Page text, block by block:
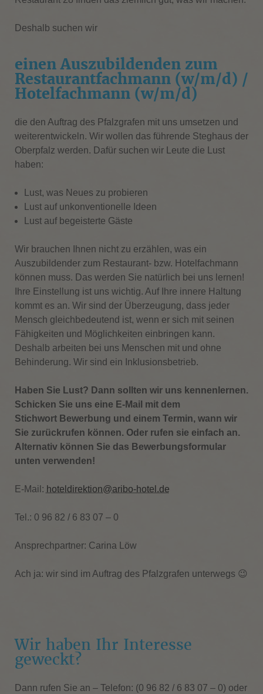
Deshalb suchen wir
einen Auszubildenden zum
Restaurantfachmann (w/m/d) /
Hotelfachmann (w/m/d)
die den Auftrag des Pfalzgrafen mit uns umsetzen und
weiterentwickeln. Wir wollen das führende Steghaus der
Oberpfalz werden. Dafür suchen wir Leute die Lust
haben:
Lust, was Neues zu probieren
Lust auf unkonventionelle Ideen
Lust auf begeisterte Gäste
Wir brauchen Ihnen nicht zu erzählen, was ein
Auszubildender zum Restaurant- bzw. Hotelfachmann
können muss. Das werden Sie natürlich bei uns lernen!
Ihre Einstellung ist uns wichtig. Auf Ihre innere Haltung
kommt es an. Wir sind der Überzeugung, dass jeder
Mensch gleichbedeutend ist, wenn er sich mit seinen
Fähigkeiten und Möglichkeiten einbringen kann.
Deshalb arbeiten bei uns Menschen mit und ohne
Behinderung. Wir sind ein Inklusionsbetrieb.
Haben Sie Lust? Dann sollten wir uns kennenlernen.
Schicken Sie uns eine E-Mail mit dem
Stichwort Bewerbung und einem Termin, wann wir
Sie zurückrufen können. Oder rufen sie einfach an.
Alternativ können Sie das Bewerbungsformular
unten verwenden!
E-Mail: hoteldirektion@aribo-hotel.de
Tel.: 0 96 82 / 6 83 07 – 0
Ansprechpartner: Carina Löw
Ach ja: wir sind im Auftrag des Pfalzgrafen unterwegs 😉
Wir haben Ihr Interesse
geweckt?
Dann rufen Sie an – Telefon: (0 96 82 / 6 83 07 – 0) oder